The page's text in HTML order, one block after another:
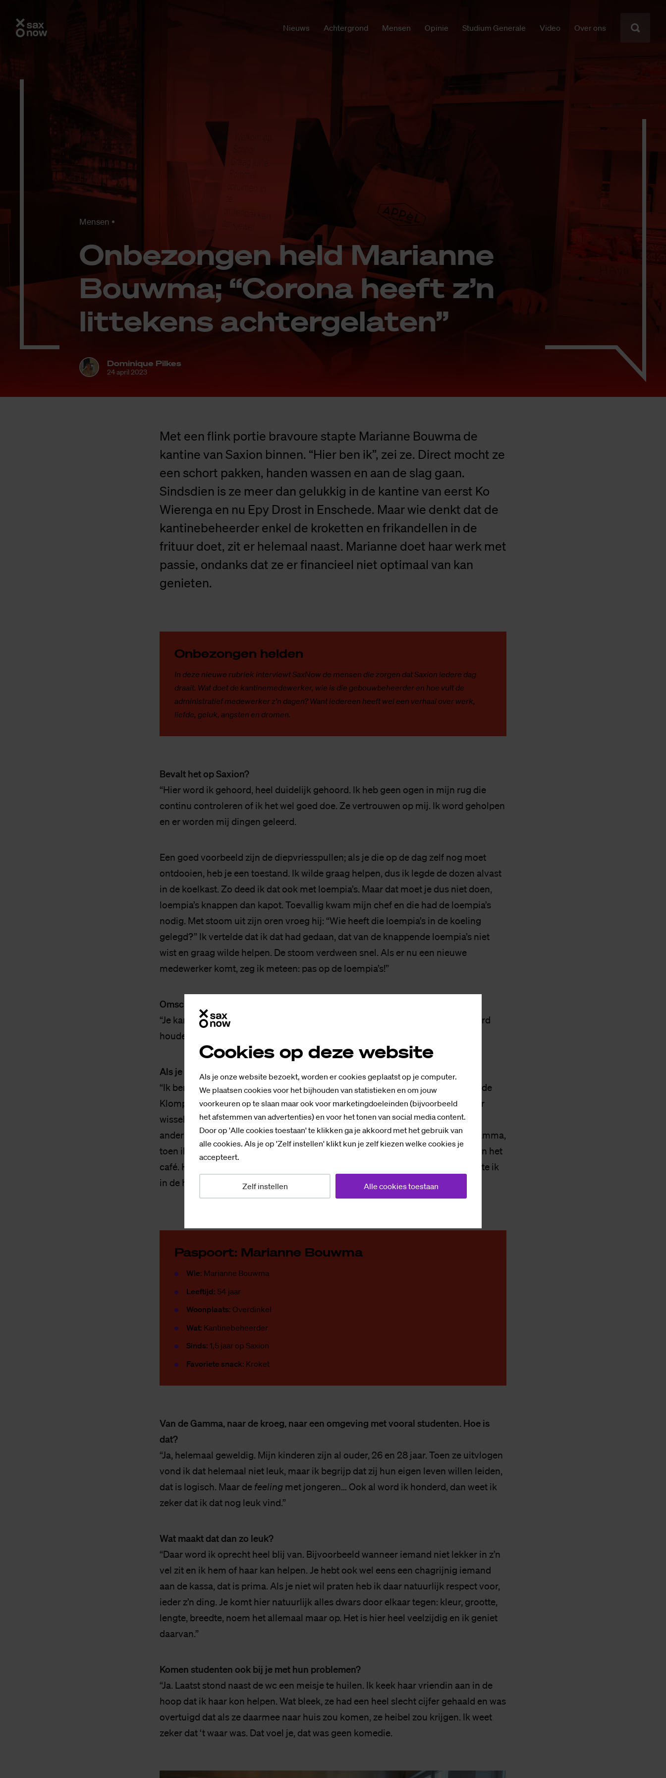
Cookies op deze website
Als je onze website bezoekt, worden er cookies geplaatst op je computer.
We plaatsen cookies voor het bijhouden van statistieken en om jouw
voorkeuren op te slaan maar ook voor marketingdoeleinden (bijvoorbeeld
het afstemmen van advertenties) en voor het tonen van social media content.
Door op 'Alle cookies toestaan' te klikken ga je akkoord met het gebruik van
alle cookies. Als je op 'Zelf instellen' klikt kun je zelf kiezen welke cookies je
accepteert.
Zelf instellen Alle cookies toestaan
Nieuws Achtergrond Mensen Opinie Studium Generale Video Over ons
Mensen
On­be­zon­gen held Ma­ri­an­ne
Bouw­ma; “Co­ro­na heeft z’n
lit­te­kens ach­ter­ge­la­ten”
Dominique Pilkes
24 april 2023
Met een flink portie bravoure stapte Marianne Bouwma de
kantine van Saxion binnen. “Hier ben ik”, zei ze. Direct mocht ze
een schort pakken, handen wassen en aan de slag gaan.
Sindsdien is ze meer dan gelukkig in de kantine van eerst Ko
Wierenga en nu Epy Drost in Enschede. Maar wie denkt dat de
kantinebeheerder enkel de kroketten en frikandellen in de
frituur doet, zit er helemaal naast. Marianne doet haar werk met
passie, ondanks dat ze er financieel niet optimaal van kan
genieten.
On­be­zon­gen hel­den
In deze nieuwe rubriek interviewt SaxNow de mensen die zorgen dat Saxion iedere dag
draait. Wat doet de kantinemedewerker, wie is die gebouwbeheerder en hoe vult de
administratief medewerker z’n dagen? Want iedereen heeft wel een verhaal over werk,
liefde, geluk, angsten en dromen.
Bevalt het op Saxion?
“Hier word ik gehoord, heel duidelijk gehoord. Ik heb geen ogen in mijn rug die
continu controleren of ik het wel goed doe. Ze vertrouwen op mij. Ik word geholpen
en er worden mij dingen geleerd.
Een goed voorbeeld zijn de diepvriesspullen; als je die op de dag zelf nog moet
ontdooien, heb je een toestand. Ik wilde graag helpen, dus ik legde de dozen alvast
in de koelkast. Zo deed ik dat ook met loempia’s. Maar dat moet je dus niet doen,
loempia’s knappen dan kapot. Toevallig kwam mijn chef en die had de loempia’s
nodig. Met stoom uit zijn oren vroeg hij: “Wie heeft die loempia’s in de koeling
gelegd?” Ik vertelde dat ik dat had gedaan, dat van de knappende loempia’s niet
wist en graag wilde helpen. De stoom verdween snel. Als er nu een nieuwe
medewerker komt, zeg ik meteen: pas op de loempia’s!”
Omschrijf je werk eens, wat maakt het zo leuk voor je?
“Je kan eerlijk zijn, direct. Zeggen wat je denkt en staan voor je principes. Woord
houden en het teamgevoel vind ik belangrijk, en dat heb ik hier gevonden.”
Als je niet hier zou werken, dan zou je….?
“Ik ben een echte horecadochter. Mijn ouders hadden een café in Losser, café de
Klomp. Mijn vader stond als 80-jarige nog achter de tap. Mijn moeder en vader
wisselden elkaar overdag af; mijn vader drie uur werken, 1,5 uur rusten en
andersom. Voor een kwartier slapen trok hij nog zijn pyjama aan. Ik heb de Gamma,
toen ik ongeveer 25 was, achter me gelaten, omdat mijn vader mij nodig had in het
café. Hij moest namelijk geopereerd worden. Vanaf mijn vijfentwintigste werkte ik
in de horeca en dat is altijd zo gebleven.”
Pas­poort: Ma­ri­an­ne Bouw­ma
Wie: Marianne Bouwma
Leeftijd: 54 jaar
Woonplaats: Overdinkel
Wat: Kantinebeheerder
Sinds: 1,5 jaar op Saxion
Favoriete snack: Kroket
Van de Gamma, naar de kroeg, naar een omgeving met vooral studenten. Hoe is
dat?
“Ja, helemaal geweldig. Mijn kinderen zijn al ouder, 26 en 28 jaar. Toen ze uitvlogen
vond ik dat helemaal niet leuk, maar ik begrijp dat zij hun eigen leven willen leiden,
dat is logisch. Maar de feeling met jongeren… Ook al word ik honderd, dan weet ik
zeker dat ik dat nog leuk vind.”
Wat maakt dat dan zo leuk?
“Daar word ik oprecht heel blij van. Bijvoorbeeld wanneer iemand niet lekker in z’n
vel zit en ik hem of haar kan helpen. Je hebt ook wel eens een chagrijnig iemand
aan de kassa, dat is prima. Als je niet wil praten heb ik daar natuurlijk respect voor,
ieder z’n ding. Je komt hier natuurlijk alles dwars door elkaar tegen: kleur, grootte,
lengte, breedte, noem het allemaal maar op. Het is hier heel veelzijdig en ik geniet
daarvan.”
Komen studenten ook bij je met hun problemen?
“Ja. Laatst stond naast de wc een meisje te huilen. Ik keek haar vriendin aan in de
hoop dat ik haar kon helpen. Wat bleek, ze had een heel slecht cijfer gehaald en was
overtuigd dat als ze daarmee naar huis zou komen, ze heibel zou krijgen. Ik weet
zeker dat ‘t waar was. Dat voel je, dat was geen komedie.